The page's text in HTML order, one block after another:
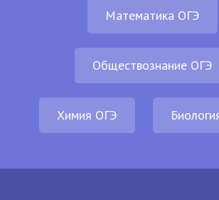
Математика ОГЭ
Обществознание ОГЭ
Химия ОГЭ